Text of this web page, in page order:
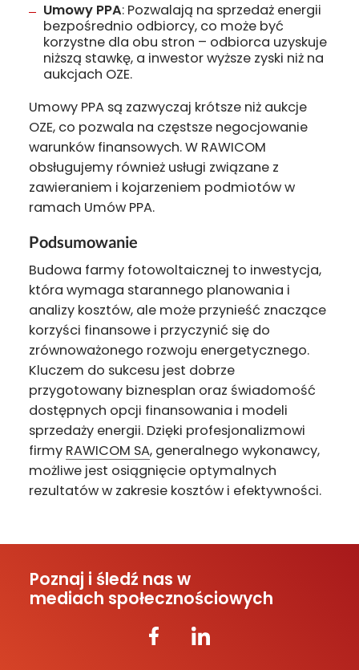
Umowy PPA: Pozwalają na sprzedaż energii
bezpośrednio odbiorcy, co może być
korzystne dla obu stron – odbiorca uzyskuje
niższą stawkę, a inwestor wyższe zyski niż na
aukcjach OZE.
Umowy PPA są zazwyczaj krótsze niż aukcje
OZE, co pozwala na częstsze negocjowanie
warunków finansowych. W RAWICOM
obsługujemy również usługi związane z
zawieraniem i kojarzeniem podmiotów w
ramach Umów PPA.
Podsumowanie
Budowa farmy fotowoltaicznej to inwestycja,
która wymaga starannego planowania i
analizy kosztów, ale może przynieść znaczące
korzyści finansowe i przyczynić się do
zrównoważonego rozwoju energetycznego.
Kluczem do sukcesu jest dobrze
przygotowany biznesplan oraz świadomość
dostępnych opcji finansowania i modeli
sprzedaży energii. Dzięki profesjonalizmowi
firmy RAWICOM SA, generalnego wykonawcy,
możliwe jest osiągnięcie optymalnych
rezultatów w zakresie kosztów i efektywności.
Poznaj i śledź nas w
mediach społecznościowych